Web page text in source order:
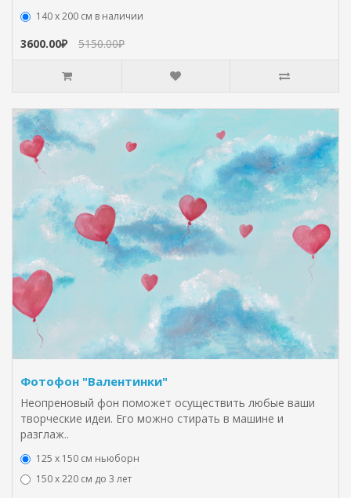
140 х 200 см в наличии
3600.00₽ 5150.00₽
Фотофон "Валентинки"
Неопреновый фон поможет осуществить любые ваши
творческие идеи. Его можно стирать в машине и
разглаж..
125 x 150 см ньюборн
150 х 220 см до 3 лет